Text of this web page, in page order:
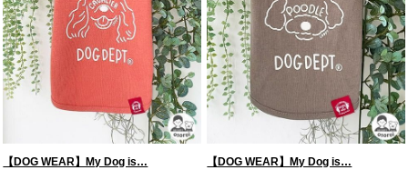
【DOG WEAR】My Dog is… 【DOG WEAR】My Dog is…